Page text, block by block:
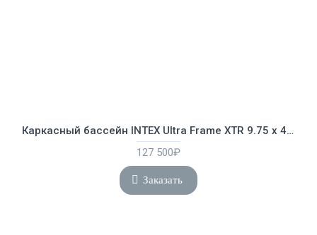
Каркасный бассейн INTEX Ultra Frame XTR 9.75 х 4.88 х 1.32 м ; артикул 26378
127 500₽
Заказать